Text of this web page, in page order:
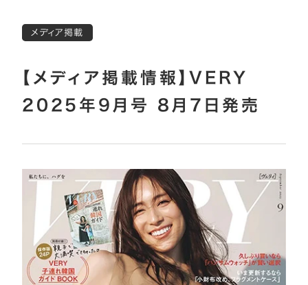
メディア掲載
【メディア掲載情報】VERY
2025年9月号 8月7日発売